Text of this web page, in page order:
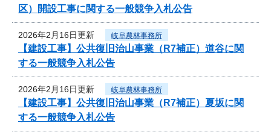
区）開設工事に関する一般競争入札公告
2026年2月16日更新 岐阜農林事務所
【建設工事】公共復旧治山事業（R7補正）道谷に関
する一般競争入札公告
2026年2月16日更新 岐阜農林事務所
【建設工事】公共復旧治山事業（R7補正）夏坂に関
する一般競争入札公告